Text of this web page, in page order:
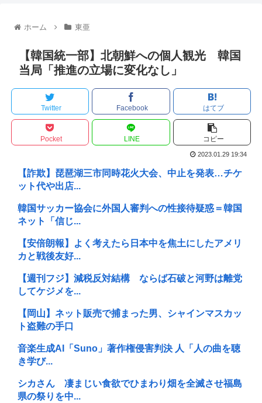
ホーム 東亜
【韓国統一部】北朝鮮への個人観光 韓国
当局「推進の立場に変化なし」
Twitter Facebook はてブ
Pocket LINE コピー
2023.01.29 19:34
【詐欺】琵琶湖三市同時花火大会、中止を発表…チケ
ット代や出店...
韓国サッカー協会に外国人審判への性接待疑惑＝韓国
ネット「信じ...
【安倍朗報】よく考えたら日本中を焦土にしたアメリ
カと戦後友好...
【週刊フジ】減税反対結構 ならば石破と河野は離党
してケジメを...
【岡山】ネット販売で捕まった男、シャインマスカッ
ト盗難の手口
音楽生成AI「Suno」著作権侵害判決 人「人の曲を聴
き学び...
シカさん 凄まじい食欲でひまわり畑を全滅させ福島
県の祭りを中...